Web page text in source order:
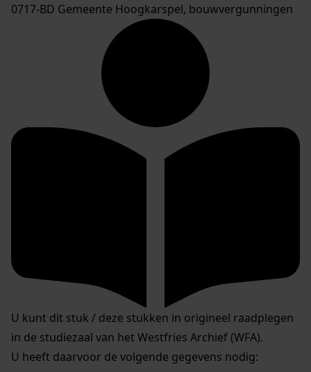
0717-BD Gemeente Hoogkarspel, bouwvergunningen
U kunt dit stuk / deze stukken in origineel raadplegen
in de studiezaal van het Westfries Archief (WFA).
U heeft daarvoor de volgende gegevens nodig: